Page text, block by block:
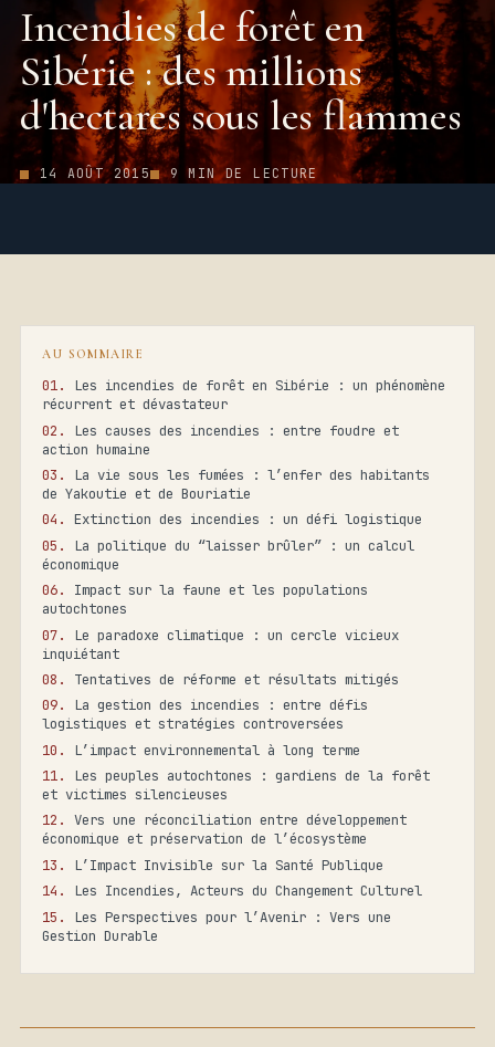
Incendies de forêt en
Sibérie : des millions
d'hectares sous les flammes
14 AOÛT 2015 9 MIN DE LECTURE
AU SOMMAIRE
Les incendies de forêt en Sibérie : un phénomène
récurrent et dévastateur
Les causes des incendies : entre foudre et
action humaine
La vie sous les fumées : l’enfer des habitants
de Yakoutie et de Bouriatie
Extinction des incendies : un défi logistique
La politique du “laisser brûler” : un calcul
économique
Impact sur la faune et les populations
autochtones
Le paradoxe climatique : un cercle vicieux
inquiétant
Tentatives de réforme et résultats mitigés
La gestion des incendies : entre défis
logistiques et stratégies controversées
L’impact environnemental à long terme
Les peuples autochtones : gardiens de la forêt
et victimes silencieuses
Vers une réconciliation entre développement
économique et préservation de l’écosystème
L’Impact Invisible sur la Santé Publique
Les Incendies, Acteurs du Changement Culturel
Les Perspectives pour l’Avenir : Vers une
Gestion Durable